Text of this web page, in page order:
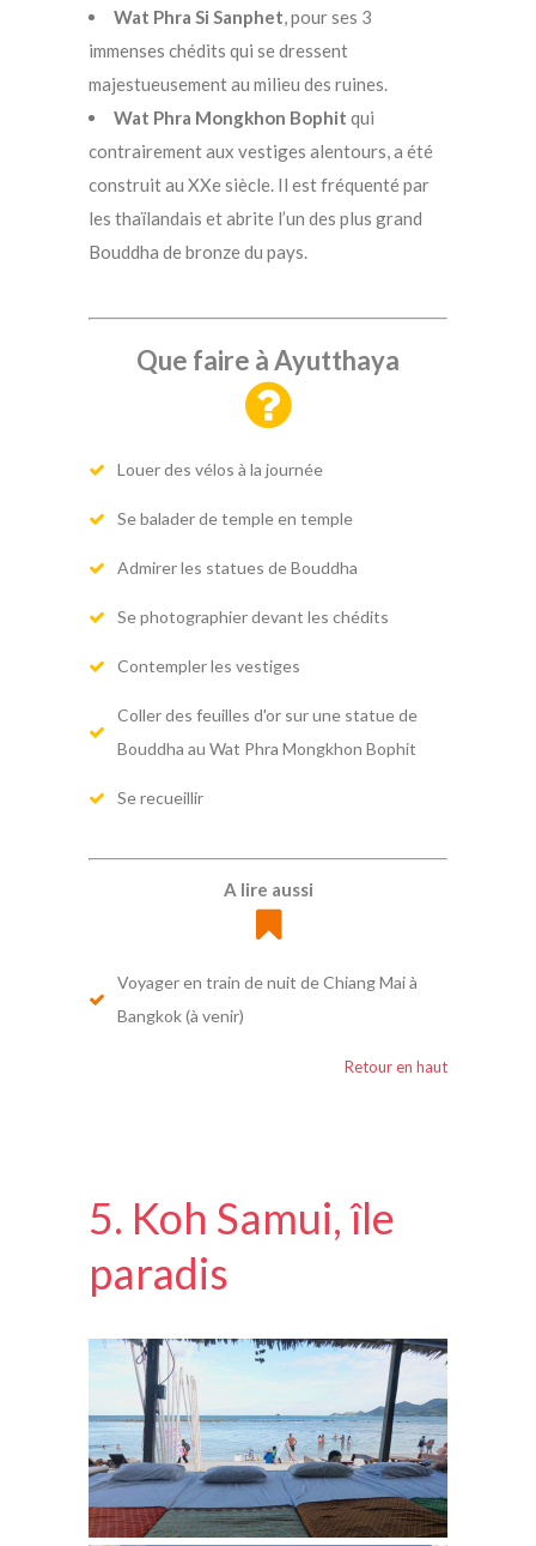
Wat Phra Si Sanphet, pour ses 3
immenses chédits qui se dressent
majestueusement au milieu des ruines.
Wat Phra Mongkhon Bophit qui
contrairement aux vestiges alentours, a été
construit au XXe siècle. Il est fréquenté par
les thaïlandais et abrite l’un des plus grand
Bouddha de bronze du pays.
Que faire à Ayutthaya
Louer des vélos à la journée
Se balader de temple en temple
Admirer les statues de Bouddha
Se photographier devant les chédits
Contempler les vestiges
Coller des feuilles d'or sur une statue de
Bouddha au Wat Phra Mongkhon Bophit
Se recueillir
A lire aussi
Voyager en train de nuit de Chiang Mai à
Bangkok (à venir)
Retour en haut
5. Koh Samui, île
paradis